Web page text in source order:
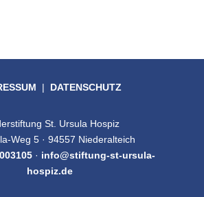
| DATENSCHUTZ
St. Ursula Hospiz
Weg 5 · 94557 Niederalteich
· info@stiftung-st-ursula-
hospiz.de